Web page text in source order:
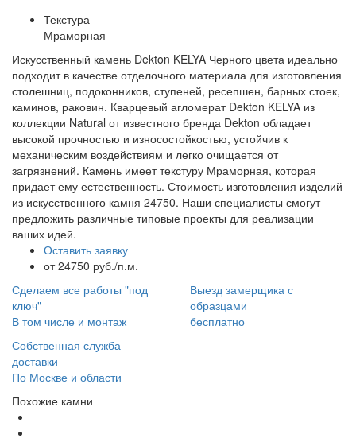
Текстура
Мраморная
Искусственный камень Dekton KELYA Черного цвета идеально
подходит в качестве отделочного материала для изготовления
столешниц, подоконников, ступеней, ресепшен, барных стоек,
каминов, раковин. Кварцевый агломерат Dekton KELYA из
коллекции Natural от известного бренда Dekton обладает
высокой прочностью и износостойкостью, устойчив к
механическим воздействиям и легко очищается от
загрязнений. Камень имеет текстуру Мраморная, которая
придает ему естественность. Стоимость изготовления изделий
из искусственного камня 24750. Наши специалисты смогут
предложить различные типовые проекты для реализации
ваших идей.
Оставить заявку
от 24750 руб./п.м.
Сделаем все работы "под
ключ"
В том числе и монтаж
Выезд замерщика с
образцами
бесплатно
Собственная служба
доставки
По Москве и области
Похожие камни